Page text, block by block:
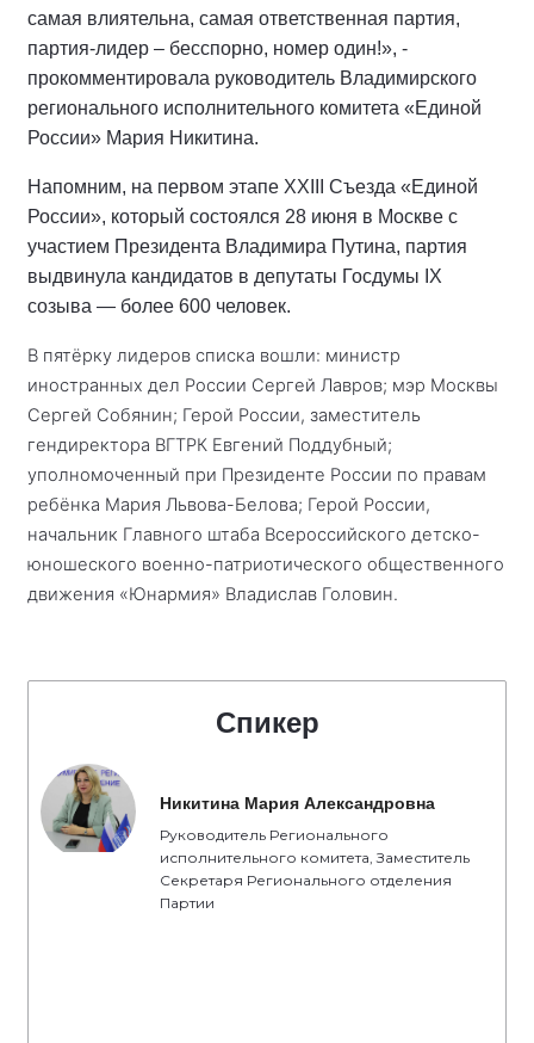
самая влиятельна, самая ответственная партия,
партия-лидер – бесспорно, номер один!», -
прокомментировала руководитель Владимирского
регионального исполнительного комитета «Единой
России» Мария Никитина.
Напомним, на первом этапе XXIII Съезда «Единой
России», который состоялся 28 июня в Москве с
участием Президента Владимира Путина, партия
выдвинула кандидатов в депутаты Госдумы IX
созыва — более 600 человек.
В пятёрку лидеров списка вошли: министр
иностранных дел России Сергей Лавров; мэр Москвы
Сергей Собянин; Герой России, заместитель
гендиректора ВГТРК Евгений Поддубный;
уполномоченный при Президенте России по правам
ребёнка Мария Львова-Белова; Герой России,
начальник Главного штаба Всероссийского детско-
юношеского военно-патриотического общественного
движения «Юнармия» Владислав Головин.
Спикер
Никитина Мария Александровна
Руководитель Регионального
исполнительного комитета, Заместитель
Секретаря Регионального отделения
Партии